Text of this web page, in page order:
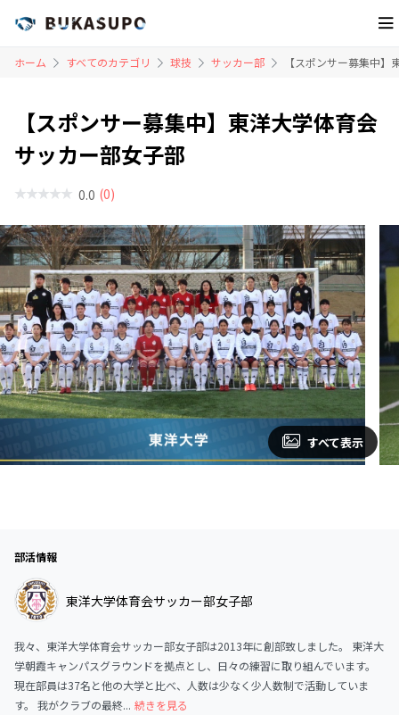
ホーム すべてのカテゴリ 球技 サッカー部 【スポンサー募集中
【スポンサー募集中】東洋大学体育会
サッカー部女子部
0.0 (0)
すべて表示
部活情報
東洋大学体育会サッカー部女子部
我々、東洋大学体育会サッカー部女子部は2013年に創部致しました。 東洋大
学朝霞キャンパスグラウンドを拠点とし、日々の練習に取り組んでいます。
現在部員は37名と他の大学と比べ、人数は少なく少人数制で活動していま
す。 我がクラブの最終... 続きを見る